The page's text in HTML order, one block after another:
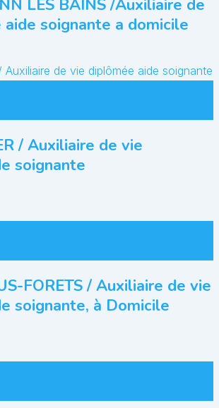
LES BAINS /Auxiliaire de
soignante a domicile
/ Auxiliaire de vie
soignante
FORETS / Auxiliaire de vie
soignante, à Domicile